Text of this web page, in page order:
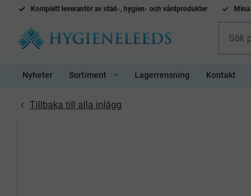
Komplett leverantör av städ-, hygien- och vårdprodukter
Nyheter Sortiment Lagerrensning Kontakt
Tillbaka till alla inlägg